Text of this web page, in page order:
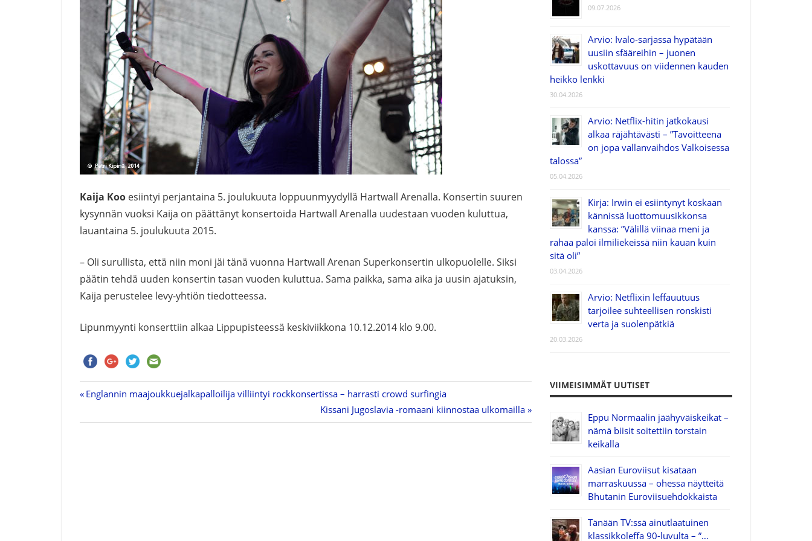
Kaija Koo esiintyi perjantaina 5. joulukuuta loppuunmyydyllä Hartwall Arenalla. Konsertin suuren
kysynnän vuoksi Kaija on päättänyt konsertoida Hartwall Arenalla uudestaan vuoden kuluttua,
lauantaina 5. joulukuuta 2015.
– Oli surullista, että niin moni jäi tänä vuonna Hartwall Arenan Superkonsertin ulkopuolelle. Siksi
päätin tehdä uuden konsertin tasan vuoden kuluttua. Sama paikka, sama aika ja uusin ajatuksin,
Kaija perustelee levy-yhtiön tiedotteessa.
Lipunmyynti konserttiin alkaa Lippupisteessä keskiviikkona 10.12.2014 klo 9.00.
Previous
Englannin maajoukkuejalkapalloilija villiintyi rockkonsertissa – harrasti crowd surfingia
Next
Post:
Kissani Jugoslavia -romaani kiinnostaa ulkomailla
09.07.2026
Arvio: Ivalo-sarjassa hypätään
uusiin sfääreihin – juonen
uskottavuus on viidennen kauden
heikko lenkki
30.04.2026
Arvio: Netflix-hitin jatkokausi
alkaa räjähtävästi – ”Tavoitteena
on jopa vallanvaihdos Valkoisessa
talossa”
05.04.2026
Kirja: Irwin ei esiintynyt koskaan
kännissä luottomuusikkonsa
kanssa: ”Välillä viinaa meni ja
rahaa paloi ilmiliekeissä niin kauan kuin
sitä oli”
03.04.2026
Arvio: Netflixin leffauutuus
tarjoilee suhteellisen ronskisti
verta ja suolenpätkiä
20.03.2026
VIIMEISIMMÄT UUTISET
Eppu Normaalin jäähyväiskeikat –
nämä biisit soitettiin torstain
keikalla
Aasian Euroviisut kisataan
marraskuussa – ohessa näytteitä
Bhutanin Euroviisuehdokkaista
Tänään TV:ssä ainutlaatuinen
klassikkoleffa 90-luvulta – ”…